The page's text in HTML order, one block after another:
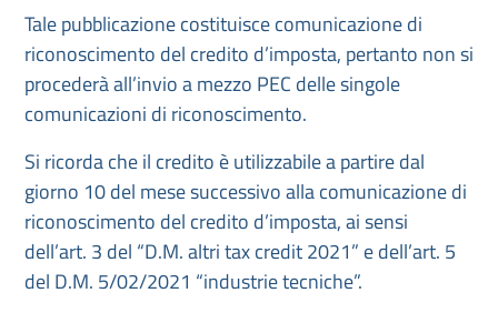
Tale pubblicazione costituisce comunicazione di
riconoscimento del credito d’imposta, pertanto non si
procederà all’invio a mezzo PEC delle singole
comunicazioni di riconoscimento.
Si ricorda che il credito è utilizzabile a partire dal
giorno 10 del mese successivo alla comunicazione di
riconoscimento del credito d’imposta, ai sensi
dell’art. 3 del “D.M. altri tax credit 2021” e dell’art. 5
del D.M. 5/02/2021 “industrie tecniche”.